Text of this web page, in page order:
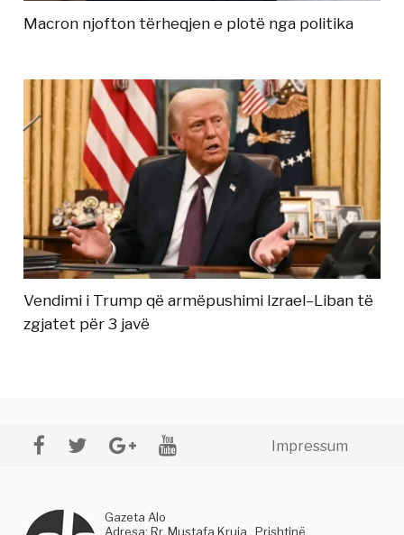
Macron njofton tërheqjen e plotë nga politika
Vendimi i Trump që armëpushimi Izrael–Liban të
zgjatet për 3 javë
Impressum
Gazeta Alo
Adresa: Rr. Mustafa Kruja , Prishtinë,